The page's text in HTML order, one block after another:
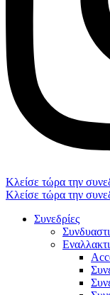
Κλείσε τώρα την
Κλείσε τώρα την
Συνεδρίες